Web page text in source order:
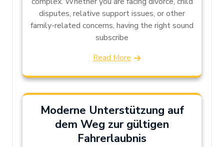
disputes, relative support issues, or other
family-related concerns, having the right sound
subscribe
Read More
Moderne Unterstützung auf
dem Weg zur gültigen
Fahrerlaubnis